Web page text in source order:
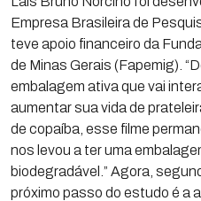
Empresa Brasileira de
teve apoio financeiro da
de Minas Gerais (Fapemig).
embalagem ativa que vai
aumentar sua vida de
de copaíba, esse filme
nos levou a ter uma
biodegradável.” Agora,
próximo passo do estudo é a